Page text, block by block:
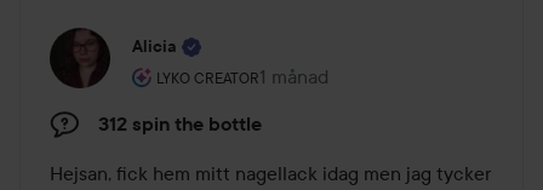
Alicia
LYKO CREATOR
Användarens roll: Lyko Creator.
1 månad
Inlägget skapades 1 månad
312 spin the bottle
Hejsan, fick hem mitt nagellack idag men jag tycker